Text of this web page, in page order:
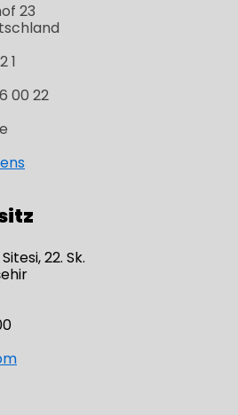
23
1
00 22
22. Sk.